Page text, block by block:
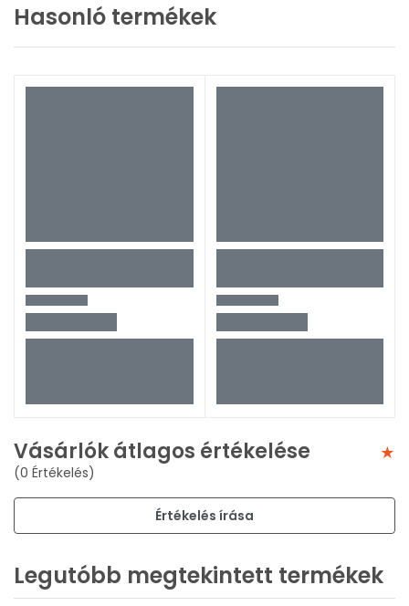
Hasonló termékek
Vásárlók átlagos értékelése
(0 Értékelés)
Értékelés írása
Legutóbb megtekintett termékek